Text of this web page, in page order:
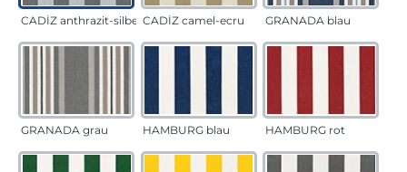
CADÍZ anthrazit-silber CADÍZ camel-ecru GRANADA blau
GRANADA grau HAMBURG blau HAMBURG rot